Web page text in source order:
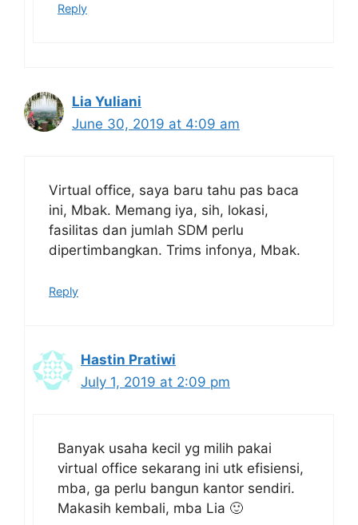
Reply
Lia Yuliani
June 30, 2019 at 4:09 am
Virtual office, saya baru tahu pas baca
ini, Mbak. Memang iya, sih, lokasi,
fasilitas dan jumlah SDM perlu
dipertimbangkan. Trims infonya, Mbak.
Reply
Hastin Pratiwi
July 1, 2019 at 2:09 pm
Banyak usaha kecil yg milih pakai
virtual office sekarang ini utk efisiensi,
mba, ga perlu bangun kantor sendiri.
Makasih kembali, mba Lia 🙂